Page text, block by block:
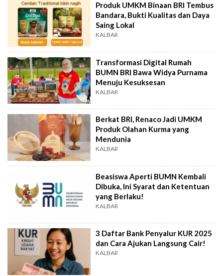
Produk UMKM Binaan BRI Tembus
Bandara, Bukti Kualitas dan Daya
Saing Lokal
KALBAR
Transformasi Digital Rumah
BUMN BRI Bawa Widya Purnama
Menuju Kesuksesan
KALBAR
Berkat BRI, Renaco Jadi UMKM
Produk Olahan Kurma yang
Mendunia
KALBAR
Beasiswa Aperti BUMN Kembali
Dibuka, Ini Syarat dan Ketentuan
yang Berlaku!
KALBAR
3 Daftar Bank Penyalur KUR 2025
dan Cara Ajukan Langsung Cair!
KALBAR